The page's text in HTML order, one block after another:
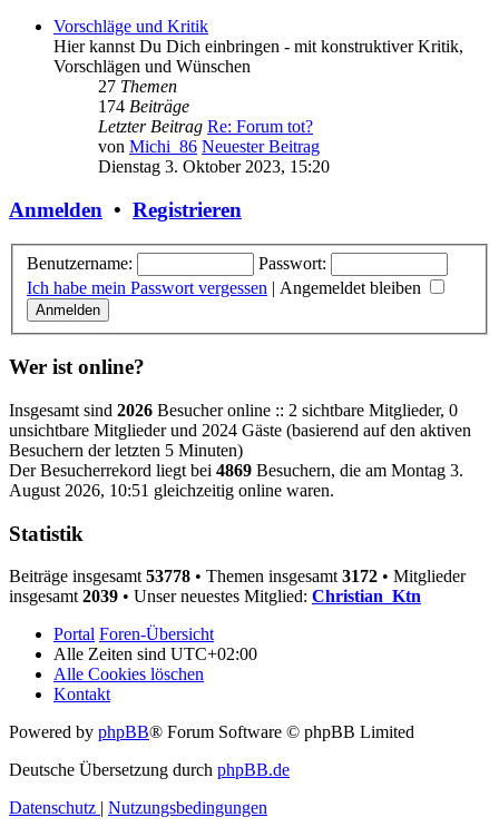
Vorschläge und Kritik
Hier kannst Du Dich einbringen - mit konstruktiver Kritik,
Vorschlägen und Wünschen
27 Themen
174 Beiträge
Letzter Beitrag Re: Forum tot?
von Michi_86 Neuester Beitrag
Dienstag 3. Oktober 2023, 15:20
Anmelden • Registrieren
Benutzername:
Passwort:
Ich habe mein Passwort vergessen | Angemeldet bleiben
Wer ist online?
Insgesamt sind 2026 Besucher online :: 2 sichtbare Mitglieder, 0
unsichtbare Mitglieder und 2024 Gäste (basierend auf den aktiven
Besuchern der letzten 5 Minuten)
Der Besucherrekord liegt bei 4869 Besuchern, die am Montag 3.
August 2026, 10:51 gleichzeitig online waren.
Statistik
Beiträge insgesamt 53778 • Themen insgesamt 3172 • Mitglieder
insgesamt 2039 • Unser neuestes Mitglied: Christian_Ktn
Portal Foren-Übersicht
Alle Zeiten sind UTC+02:00
Alle Cookies löschen
Kontakt
Powered by phpBB® Forum Software © phpBB Limited
Deutsche Übersetzung durch phpBB.de
Datenschutz | Nutzungsbedingungen